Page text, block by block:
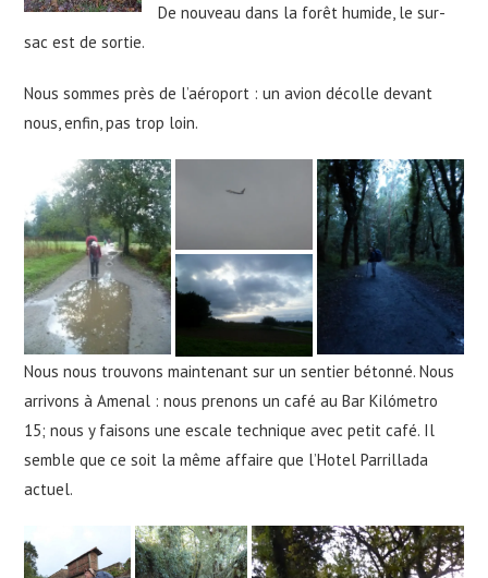
De nouveau dans la forêt humide, le sur-
sac est de sortie.
Nous sommes près de l’aéroport : un avion décolle devant
nous, enfin, pas trop loin.
Nous nous trouvons maintenant sur un sentier bétonné. Nous
arrivons à Amenal : nous prenons un café au Bar Kilómetro
15; nous y faisons une escale technique avec petit café. Il
semble que ce soit la même affaire que l’Hotel Parrillada
actuel.